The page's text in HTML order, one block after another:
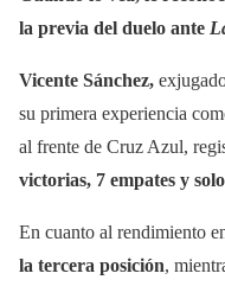
la previa del duelo ante
Vicente Sánchez,
su primera experiencia
al frente de Cruz Azul,
victorias, 7 empates y
En cuanto al rendimiento
la tercera posición,